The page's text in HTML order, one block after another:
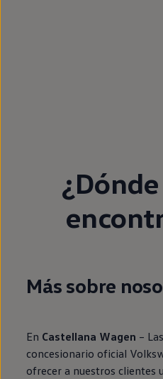
Más sobre
En Castellana Wagen –
concesionario oficial
ofrecer a nuestros clientes